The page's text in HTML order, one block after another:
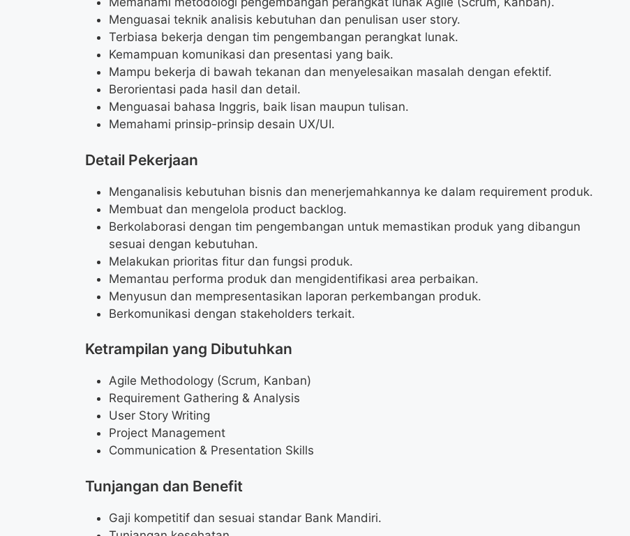
Menguasai teknik analisis kebutuhan dan penulisan user story.
Terbiasa bekerja dengan tim pengembangan perangkat lunak.
Kemampuan komunikasi dan presentasi yang baik.
Mampu bekerja di bawah tekanan dan menyelesaikan masalah dengan efektif.
Berorientasi pada hasil dan detail.
Menguasai bahasa Inggris, baik lisan maupun tulisan.
Memahami prinsip-prinsip desain UX/UI.
Detail Pekerjaan
Menganalisis kebutuhan bisnis dan menerjemahkannya ke dalam requirement produk.
Membuat dan mengelola product backlog.
Berkolaborasi dengan tim pengembangan untuk memastikan produk yang dibangun
sesuai dengan kebutuhan.
Melakukan prioritas fitur dan fungsi produk.
Memantau performa produk dan mengidentifikasi area perbaikan.
Menyusun dan mempresentasikan laporan perkembangan produk.
Berkomunikasi dengan stakeholders terkait.
Ketrampilan yang Dibutuhkan
Agile Methodology (Scrum, Kanban)
Requirement Gathering & Analysis
User Story Writing
Project Management
Communication & Presentation Skills
Tunjangan dan Benefit
Gaji kompetitif dan sesuai standar Bank Mandiri.